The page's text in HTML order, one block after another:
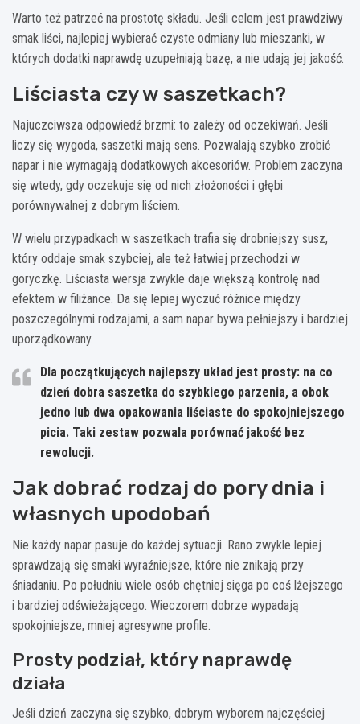
Warto też patrzeć na prostotę składu. Jeśli celem jest prawdziwy
smak liści, najlepiej wybierać czyste odmiany lub mieszanki, w
których dodatki naprawdę uzupełniają bazę, a nie udają jej jakość.
Liściasta czy w saszetkach?
Najuczciwsza odpowiedź brzmi: to zależy od oczekiwań. Jeśli
liczy się wygoda, saszetki mają sens. Pozwalają szybko zrobić
napar i nie wymagają dodatkowych akcesoriów. Problem zaczyna
się wtedy, gdy oczekuje się od nich złożoności i głębi
porównywalnej z dobrym liściem.
W wielu przypadkach w saszetkach trafia się drobniejszy susz,
który oddaje smak szybciej, ale też łatwiej przechodzi w
goryczkę. Liściasta wersja zwykle daje większą kontrolę nad
efektem w filiżance. Da się lepiej wyczuć różnice między
poszczególnymi rodzajami, a sam napar bywa pełniejszy i bardziej
uporządkowany.
Dla początkujących najlepszy układ jest prosty: na co
dzień dobra saszetka do szybkiego parzenia, a obok
jedno lub dwa opakowania liściaste do spokojniejszego
picia. Taki zestaw pozwala porównać jakość bez
rewolucji.
Jak dobrać rodzaj do pory dnia i
własnych upodobań
Nie każdy napar pasuje do każdej sytuacji. Rano zwykle lepiej
sprawdzają się smaki wyraźniejsze, które nie znikają przy
śniadaniu. Po południu wiele osób chętniej sięga po coś lżejszego
i bardziej odświeżającego. Wieczorem dobrze wypadają
spokojniejsze, mniej agresywne profile.
Prosty podział, który naprawdę
działa
Jeśli dzień zaczyna się szybko, dobrym wyborem najczęściej